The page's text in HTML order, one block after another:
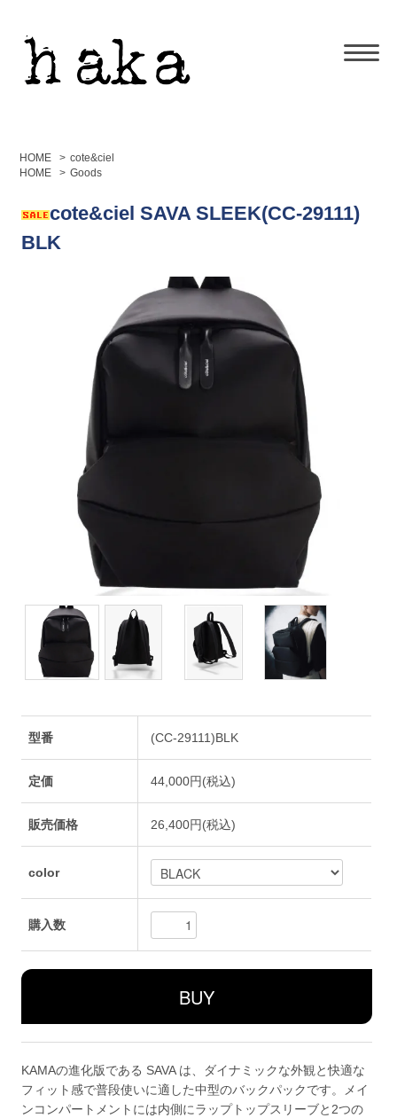
HOME > cote&ciel
HOME
> Goods
cote&ciel SAVA SLEEK(CC-29111)
BLK
型番 (CC-29111)BLK
定価 44,000円(税込)
販売価格 26,400円(税込)
color
購入数
KAMAの進化版である SAVA は、ダイナミックな外観と快適な
フィット感で普段使いに適した中型のバックパックです。メイ
ンコンパートメントには内側にラップトップスリーブと2つの